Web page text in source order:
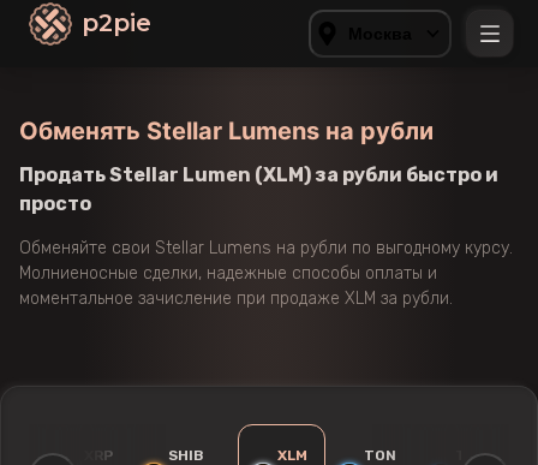
p2pie
Обменять Stellar Lumens на рубли
Продать Stellar Lumen (XLM) за рубли быстро и
просто
Обменяйте свои Stellar Lumens на рубли по выгодному курсу.
Молниеносные сделки, надежные способы оплаты и
моментальное зачисление при продаже XLM за рубли.
XRP SHIB XLM TON TUSD